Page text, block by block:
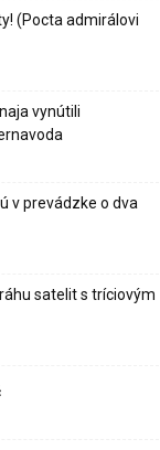
(Pocta admirálovi
vynútili
v prevádzke o dva
satelit s tríciovým